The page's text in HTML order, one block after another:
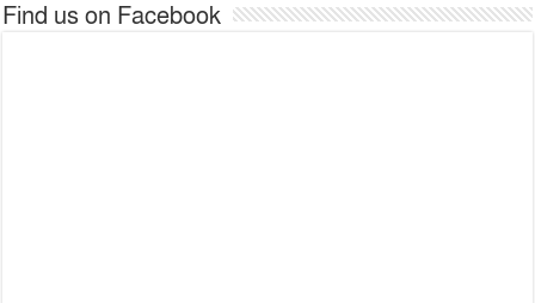
Find us on Facebook